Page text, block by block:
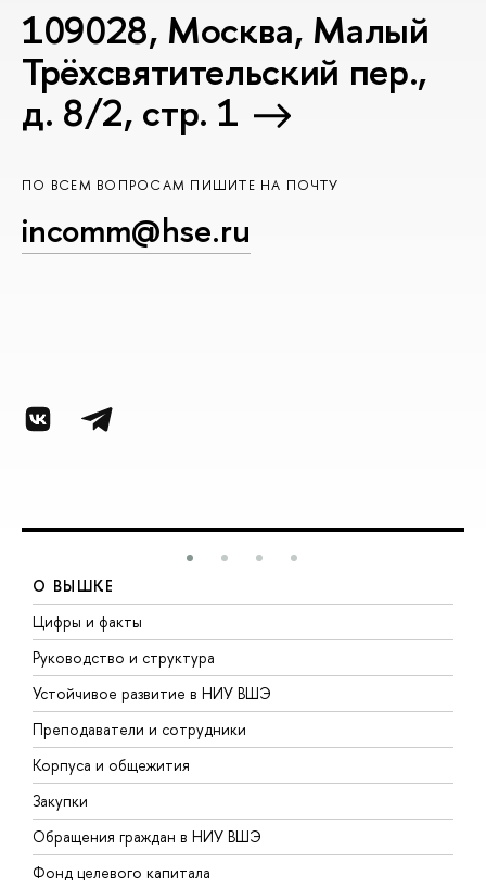
109028, Москва, Малый
Трёхсвятительский пер.,
д. 8/2, стр. 1
ПО ВСЕМ ВОПРОСАМ ПИШИТЕ НА ПОЧТУ
incomm@hse.ru
О ВЫШКЕ
Цифры и факты
Руководство и структура
Устойчивое развитие в НИУ ВШЭ
Преподаватели и сотрудники
Корпуса и общежития
Закупки
Обращения граждан в НИУ ВШЭ
Фонд целевого капитала